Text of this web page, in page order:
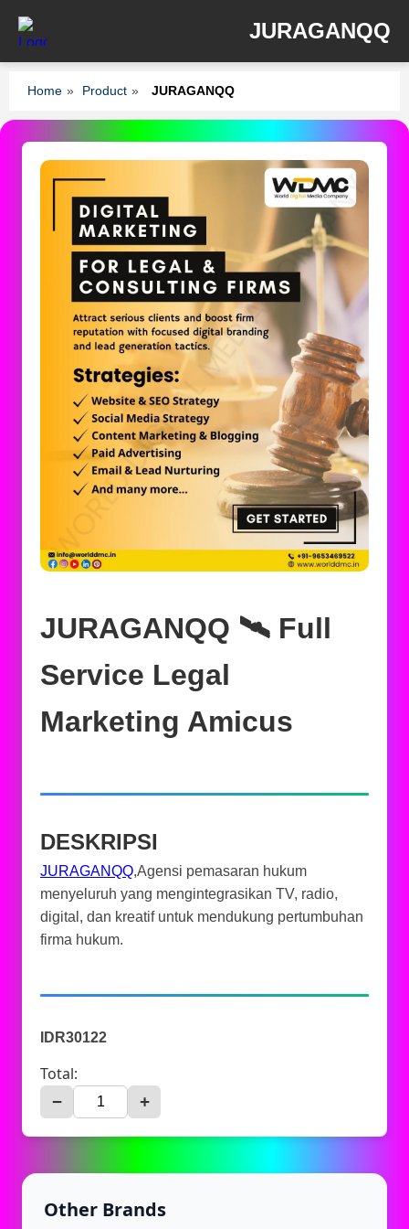
JURAGANQQ
Home » Product » JURAGANQQ
JURAGANQQ 🛰️‍ Full
Service Legal
Marketing Amicus
DESKRIPSI
JURAGANQQ,Agensi pemasaran hukum
menyeluruh yang mengintegrasikan TV, radio,
digital, dan kreatif untuk mendukung pertumbuhan
firma hukum.
IDR30122
Total:
− +
Other Brands